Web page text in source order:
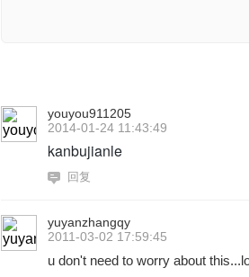
youyou911205
2014-01-24 11:43:49
kanbujianle
回复
yuyanzhangqy
2011-03-02 17:59:45
u don't need to worry about